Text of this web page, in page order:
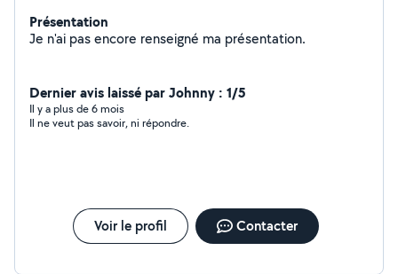
Présentation
Je n'ai pas encore renseigné ma présentation.
Dernier avis laissé par Johnny : 1/5
Il y a plus de 6 mois
Il ne veut pas savoir, ni répondre.
Voir le profil Contacter